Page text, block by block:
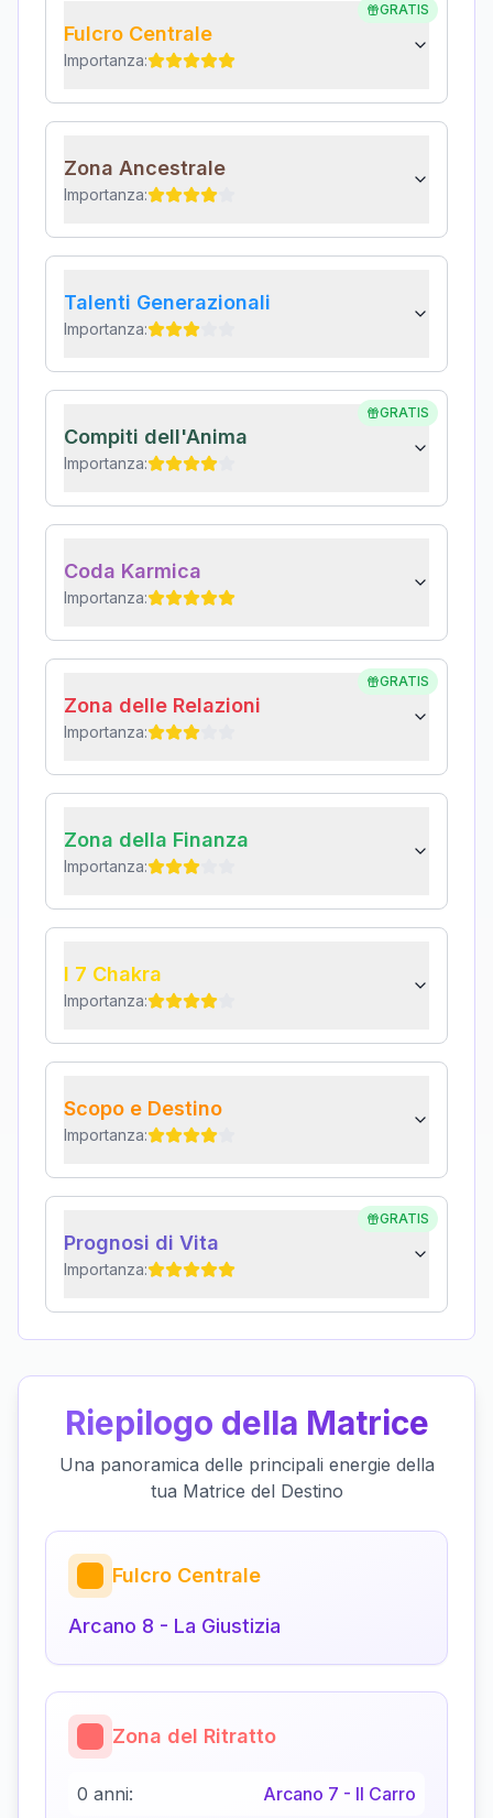
GRATIS
Fulcro Centrale
Importanza:
Zona Ancestrale
Importanza:
Talenti Generazionali
Importanza:
GRATIS
Compiti dell'Anima
Importanza:
Coda Karmica
Importanza:
GRATIS
Zona delle Relazioni
Importanza:
Zona della Finanza
Importanza:
I 7 Chakra
Importanza:
Scopo e Destino
Importanza:
GRATIS
Prognosi di Vita
Importanza:
Riepilogo della Matrice
Una panoramica delle principali energie della
tua Matrice del Destino
Fulcro Centrale
Arcano 8 - La Giustizia
Zona del Ritratto
0 anni: Arcano 7 - Il Carro